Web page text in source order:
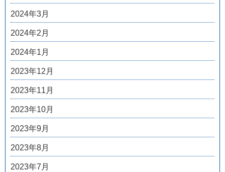
2024年3月
2024年2月
2024年1月
2023年12月
2023年11月
2023年10月
2023年9月
2023年8月
2023年7月